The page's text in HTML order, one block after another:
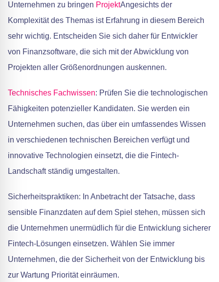
Unternehmen zu bringen ProjektAngesichts der
Komplexität des Themas ist Erfahrung in diesem Bereich
sehr wichtig. Entscheiden Sie sich daher für Entwickler
von Finanzsoftware, die sich mit der Abwicklung von
Projekten aller Größenordnungen auskennen.
Technisches Fachwissen: Prüfen Sie die technologischen
Fähigkeiten potenzieller Kandidaten. Sie werden ein
Unternehmen suchen, das über ein umfassendes Wissen
in verschiedenen technischen Bereichen verfügt und
innovative Technologien einsetzt, die die Fintech-
Landschaft ständig umgestalten.
Sicherheitspraktiken: In Anbetracht der Tatsache, dass
sensible Finanzdaten auf dem Spiel stehen, müssen sich
die Unternehmen unermüdlich für die Entwicklung sicherer
Fintech-Lösungen einsetzen. Wählen Sie immer
Unternehmen, die der Sicherheit von der Entwicklung bis
zur Wartung Priorität einräumen.